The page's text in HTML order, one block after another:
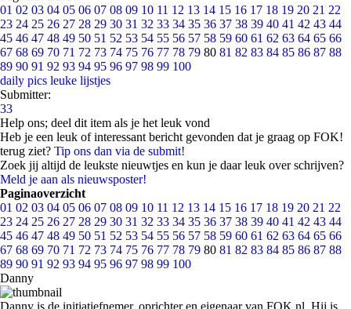
01 02 03 04 05 06 07 08 09 10 11 12 13 14 15 16 17 18 19 20 21 22
23 24 25 26 27 28 29 30 31 32 33 34 35 36 37 38 39 40 41 42 43 44
45 46 47 48 49 50 51 52 53 54 55 56 57 58 59 60 61 62 63 64 65 66
67 68 69 70 71 72 73 74 75 76 77 78 79 80 81 82 83 84 85 86 87 88
89 90 91 92 93 94 95 96 97 98 99 100
daily pics leuke lijstjes
Submitter:
33
Help ons; deel dit item als je het leuk vond
Heb je een leuk of interessant bericht gevonden dat je graag op FOK!
terug ziet? Tip ons dan via de submit!
Zoek jij altijd de leukste nieuwtjes en kun je daar leuk over schrijven?
Meld je aan als nieuwsposter!
Paginaoverzicht
01 02 03 04 05 06 07 08 09 10 11 12 13 14 15 16 17 18 19 20 21 22
23 24 25 26 27 28 29 30 31 32 33 34 35 36 37 38 39 40 41 42 43 44
45 46 47 48 49 50 51 52 53 54 55 56 57 58 59 60 61 62 63 64 65 66
67 68 69 70 71 72 73 74 75 76 77 78 79 80 81 82 83 84 85 86 87 88
89 90 91 92 93 94 95 96 97 98 99 100
Danny
Danny is de initiatiefnemer, oprichter en eigenaar van FOK.nl. Hij is